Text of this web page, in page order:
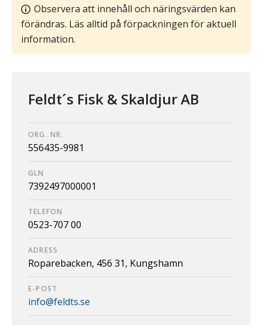
Observera att innehåll och näringsvärden kan
förändras. Läs alltid på förpackningen för aktuell
information.
Feldt´s Fisk & Skaldjur AB
ORG. NR.
556435-9981
GLN
7392497000001
TELEFON
0523-707 00
ADRESS
Roparebacken, 456 31, Kungshamn
E-POST
info@feldts.se